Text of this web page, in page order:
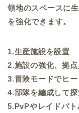
領地のスペースに
を強化できます。
1.生産施設を設置
2.施設の強化、拠
3.冒険モードでヒ
4.部隊を編成して
5.PvPやレイドバト